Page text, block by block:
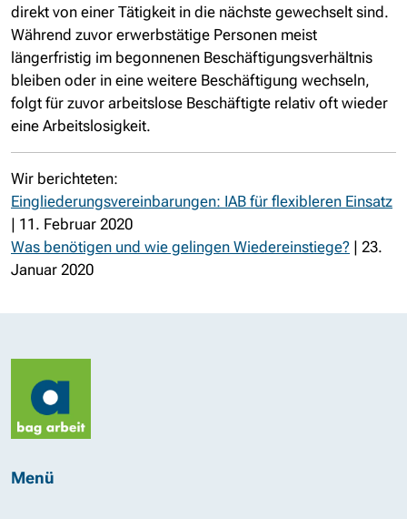
direkt von einer Tätigkeit in die nächste gewechselt sind.
Während zuvor erwerbstätige Personen meist
längerfristig im begonnenen Beschäftigungsverhältnis
bleiben oder in eine weitere Beschäftigung wechseln,
folgt für zuvor arbeitslose Beschäftigte relativ oft wieder
eine Arbeitslosigkeit.
Wir berichteten:
Eingliederungsvereinbarungen: IAB für flexibleren Einsatz
| 11. Februar 2020
Was benötigen und wie gelingen Wiedereinstiege? | 23.
Januar 2020
Menü